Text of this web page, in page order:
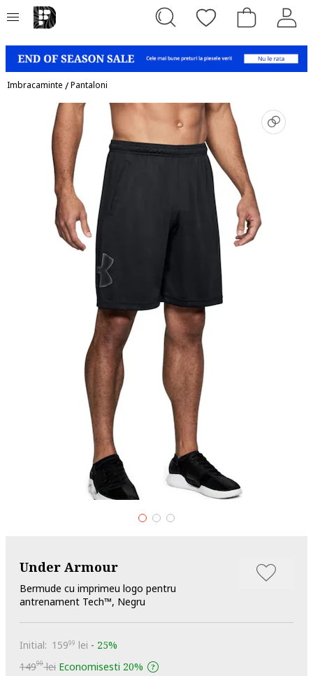
Imbracaminte /Pantaloni
Under Armour
Bermude cu imprimeu logo pentru
antrenament Tech™, Negru
Initial: 15999 lei - 25%
14999lei Economisesti 20%